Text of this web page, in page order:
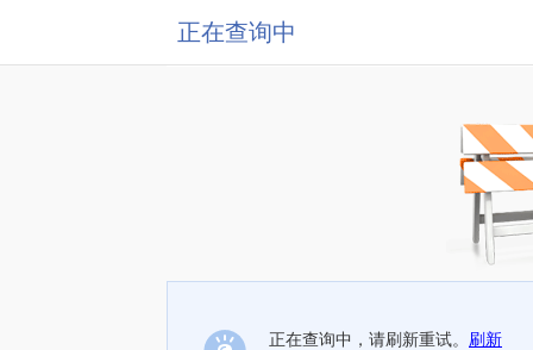
正在查询中
正在查询中，请刷新重试。 刷新